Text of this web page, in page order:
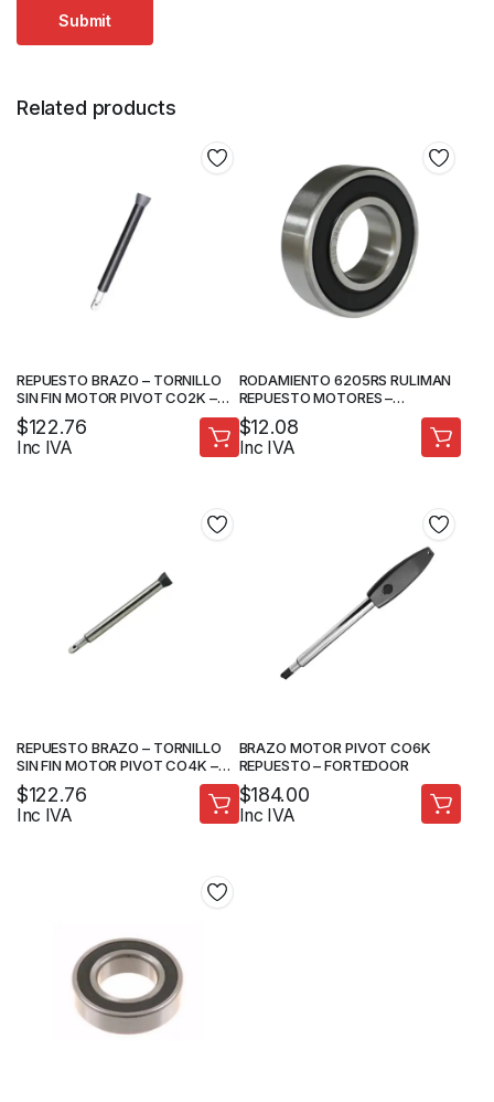
Related products
REPUESTO BRAZO – TORNILLO
SIN FIN MOTOR PIVOT CO2K –
FORTEDOOR
$122.76
Inc IVA
RODAMIENTO 6205RS RULIMAN
REPUESTO MOTORES –
FORTEDOOR
$12.08
Inc IVA
REPUESTO BRAZO – TORNILLO
SIN FIN MOTOR PIVOT CO4K –
FORTEDOOR
$122.76
Inc IVA
BRAZO MOTOR PIVOT CO6K
REPUESTO – FORTEDOOR
$184.00
Inc IVA